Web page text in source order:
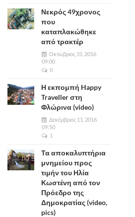
Νεκρός 49χρονος
που
καταπλακώθηκε
από τρακτέρ
Οκτώβριος 31, 2016
09:00
0
Η εκπομπή Happy
Traveller στη
Φλώρινα (video)
Δεκέμβριος 11, 2016
09:50
1
Τα αποκαλυπτήρια
μνημείου προς
τιμήν του Ηλία
Κωστένη από τον
Πρόεδρο της
Δημοκρατίας (video,
pics)